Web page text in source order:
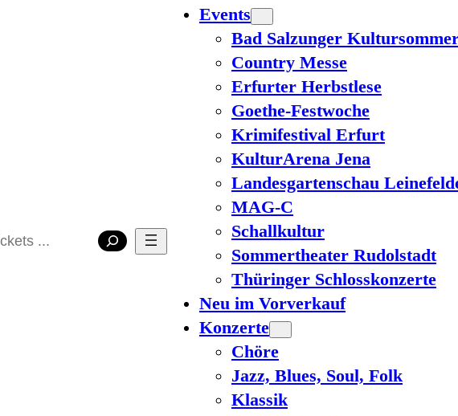
Events
Bad Salzunger
Country Messe
Erfurter Herbstlese
Goethe-Festwoche
Krimifestival Erfurt
KulturArena Jena
Landesgartenschau
MAG-C
Schallkultur
Sommertheater Rudolstadt
Thüringer Schlosskonzerte
Neu im Vorverkauf
Konzerte
Chöre
Jazz, Blues, Soul, Folk
Klassik